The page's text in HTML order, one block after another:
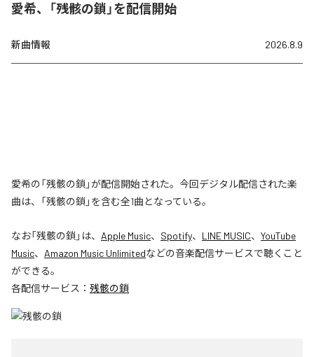
愛希、「残骸の鎖」を配信開始
新曲情報 2026.8.9
愛希の「残骸の鎖」が配信開始された。今回デジタル配信された楽
曲は、「残骸の鎖」を含む全1曲となっている。
なお「残骸の鎖 」は、 Apple Music、 Spotify、 LINE MUSIC、 YouTube
Music、 Amazon Music Unlimitedなどの音楽配信サービスで聴くこと
ができる。
各配信サービス： 残骸の鎖